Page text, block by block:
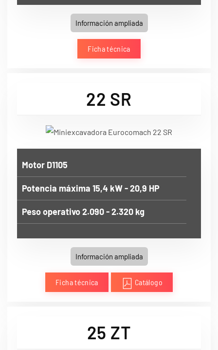
Información ampliada
Ficha técnica
22 SR
Motor D1105
Potencia máxima 15,4 kW - 20,9 HP
Peso operativo 2.090 - 2.320 kg
Información ampliada
Ficha técnica Catálogo
25 ZT